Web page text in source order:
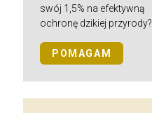
swój 1,5% na efektywną
ochronę dzikiej przyrody?
POMAGAM